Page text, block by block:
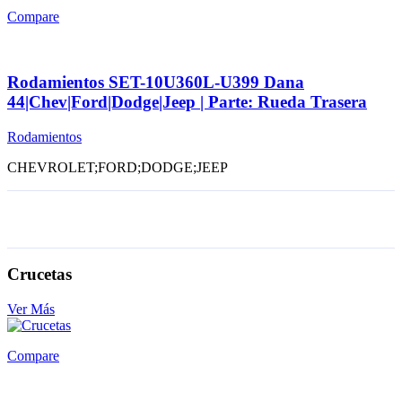
Compare
Rodamientos SET-10U360L-U399 Dana
44|Chev|Ford|Dodge|Jeep | Parte: Rueda Trasera
Rodamientos
CHEVROLET;FORD;DODGE;JEEP
Crucetas
Ver Más
Compare